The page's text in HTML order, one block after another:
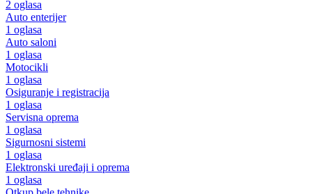
2 oglasa
Auto enterijer
1 oglasa
Auto saloni
1 oglasa
Motocikli
1 oglasa
Osiguranje i registracija
1 oglasa
Servisna oprema
1 oglasa
Sigurnosni sistemi
1 oglasa
Elektronski uređaji i oprema
1 oglasa